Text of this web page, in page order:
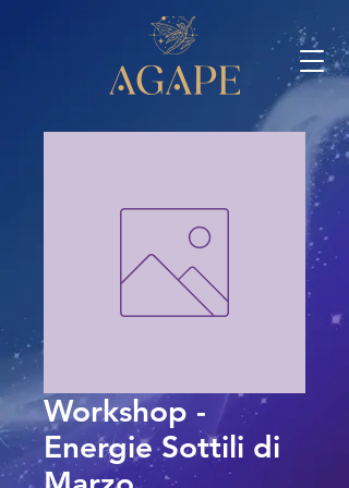
Workshop -
Energie Sottili di